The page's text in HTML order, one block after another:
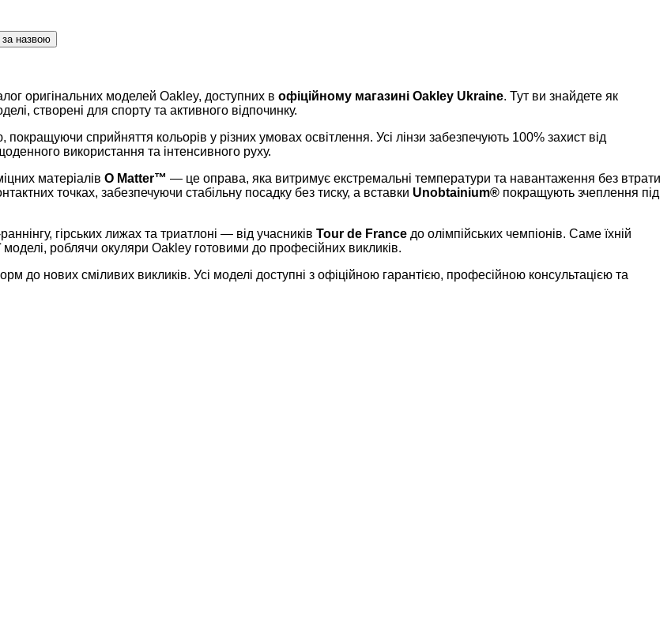
за назвою
оригінальних моделей Oakley, доступних в офіційному магазині Oakley Ukraine. Тут ви знайдете як
створені для спорту та активного відпочинку.
покращуючи сприйняття кольорів у різних умовах освітлення. Усі лінзи забезпечують 100% захист від
використання та інтенсивного руху.
матеріалів O Matter™ — це оправа, яка витримує екстремальні температури та навантаження без втрати
точках, забезпечуючи стабільну посадку без тиску, а вставки Unobtainium® покращують зчеплення під
гірських лижах та триатлоні — від учасників Tour de France до олімпійських чемпіонів. Саме їхній
роблячи окуляри Oakley готовими до професійних викликів.
до нових сміливих викликів. Усі моделі доступні з офіційною гарантією, професійною консультацією та